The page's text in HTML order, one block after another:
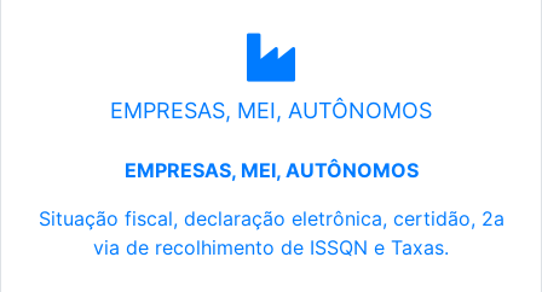
EMPRESAS, MEI, AUTÔNOMOS
EMPRESAS, MEI, AUTÔNOMOS
Situação fiscal, declaração eletrônica, certidão, 2a
via de recolhimento de ISSQN e Taxas.